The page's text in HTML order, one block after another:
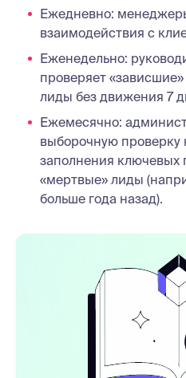
Ежедневно:
взаимодействия с
Еженедельно:
проверяет
лиды без движения 7
Ежемесячно:
выборочную проверку
заполнения ключевых
«мертвые» лиды
больше года назад).